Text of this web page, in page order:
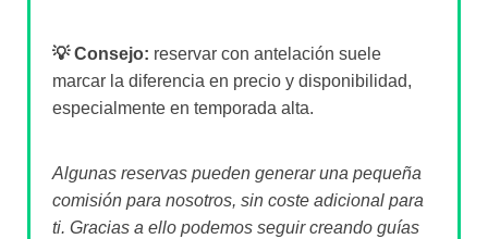
💡 Consejo: reservar con antelación suele
marcar la diferencia en precio y disponibilidad,
especialmente en temporada alta.
Algunas reservas pueden generar una pequeña
comisión para nosotros, sin coste adicional para
ti. Gracias a ello podemos seguir creando guías